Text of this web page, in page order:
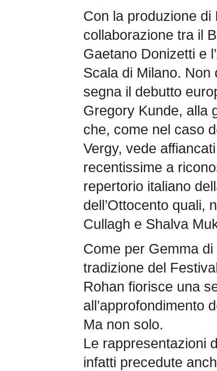
Con la produzione
collaborazione tra il
Gaetano Donizetti e
Scala di Milano. Non
segna il debutto
Gregory Kunde, alla
che, come nel caso
Vergy, vede
recentissime a
repertorio italiano
dell’Ottocento quali,
Cullagh e Shalva
Come per Gemma
tradizione del
Rohan fiorisce una
all’approfondimento
Ma non solo.
Le rappresentazioni
infatti precedute